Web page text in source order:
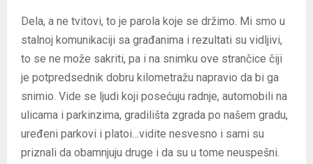
Dela, a ne tvitovi, to je parola koje se držimo. Mi smo u
stalnoj komunikaciji sa građanima i rezultati su vidljivi,
to se ne može sakriti, pa i na snimku ove strančice čiji
je potpredsednik dobru kilometražu napravio da bi ga
snimio. Vide se ljudi koji posećuju radnje, automobili na
ulicama i parkinzima, gradilišta zgrada po našem gradu,
uređeni parkovi i platoi…vidite nesvesno i sami su
priznali da obamnjuju druge i da su u tome neuspešni.